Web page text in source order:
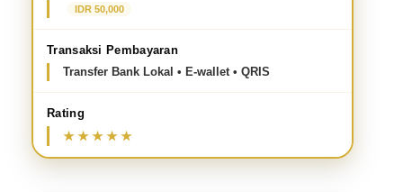
IDR 50,000
Transaksi Pembayaran
Transfer Bank Lokal • E-wallet • QRIS
Rating